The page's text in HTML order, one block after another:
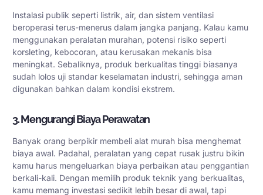
Instalasi publik seperti listrik, air, dan sistem ventilasi
beroperasi terus-menerus dalam jangka panjang. Kalau kamu
menggunakan peralatan murahan, potensi risiko seperti
korsleting, kebocoran, atau kerusakan mekanis bisa
meningkat. Sebaliknya, produk berkualitas tinggi biasanya
sudah lolos uji standar keselamatan industri, sehingga aman
digunakan bahkan dalam kondisi ekstrem.
3. Mengurangi Biaya Perawatan
Banyak orang berpikir membeli alat murah bisa menghemat
biaya awal. Padahal, peralatan yang cepat rusak justru bikin
kamu harus mengeluarkan biaya perbaikan atau penggantian
berkali-kali. Dengan memilih produk teknik yang berkualitas,
kamu memang investasi sedikit lebih besar di awal, tapi